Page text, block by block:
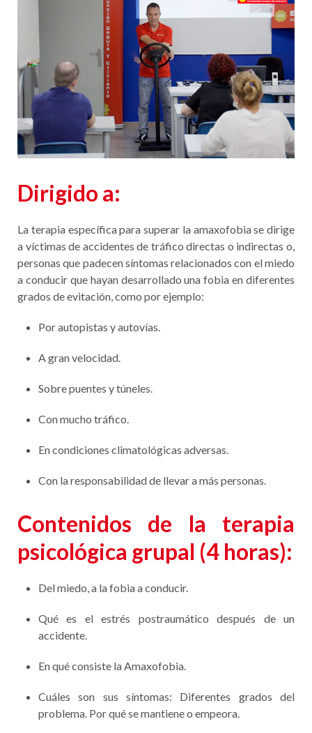
Dirigido a:
La terapia específica para superar la amaxofobia se dirige
a víctimas de accidentes de tráfico directas o indirectas o,
personas que padecen síntomas relacionados con el miedo
a conducir que hayan desarrollado una fobia en diferentes
grados de evitación, como por ejemplo:
Por autopistas y autovías.
A gran velocidad.
Sobre puentes y túneles.
Con mucho tráfico.
En condiciones climatológicas adversas.
Con la responsabilidad de llevar a más personas.
Contenidos de la terapia
psicológica grupal (4 horas):
Del miedo, a la fobia a conducir.
Qué es el estrés postraumático después de un
accidente.
En qué consiste la Amaxofobia.
Cuáles son sus síntomas: Diferentes grados del
problema. Por qué se mantiene o empeora.